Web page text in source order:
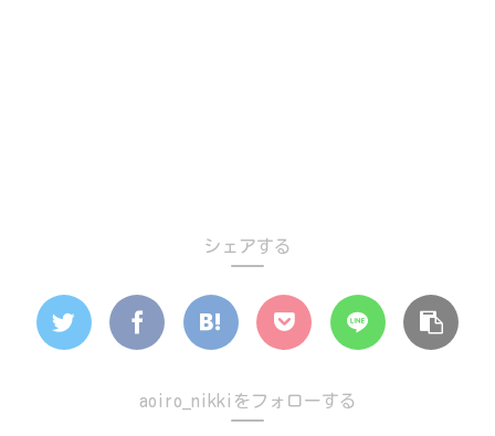
シェアする
aoiro_nikkiをフォローする